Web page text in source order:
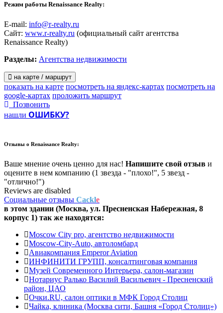
Режим работы Renaissance Realty:
E-mail: info@r-realty.ru
Сайт: www.r-realty.ru (официальный сайт агентства
Renaissance Realty)
Разделы: Агентства недвижимости
на карте / маршрут
показать на карте посмотреть на яндекс-картах посмотреть на
google-картах проложить маршрут
Позвонить
нашли ОШИБКУ?
Отзывы о Renaissance Realty:
Ваше мнение очень ценно для нас! Напишите свой отзыв и
оцените в нем компанию (1 звезда - "плохо!", 5 звезд -
"отлично!")
Reviews are disabled
Социальные отзывы Cackle
в этом здании (Москва, ул. Пресненская Набережная, 8
корпус 1) так же находятся:
Moscow City pro, агентство недвижимости
Moscow-City-Auto, автоломбард
Авиакомпания Emperor Aviation
ИНФИНИТИ ГРУПП, консалтинговая компания
Музей Современного Интерьера, салон-магазин
Нотариус Ралько Василий Васильевич - Пресненский
район, ЦАО
Очки.RU, салон оптики в МФК Город Столиц
Чайка, клиника (Москва сити, Башня «Город Столиц»)